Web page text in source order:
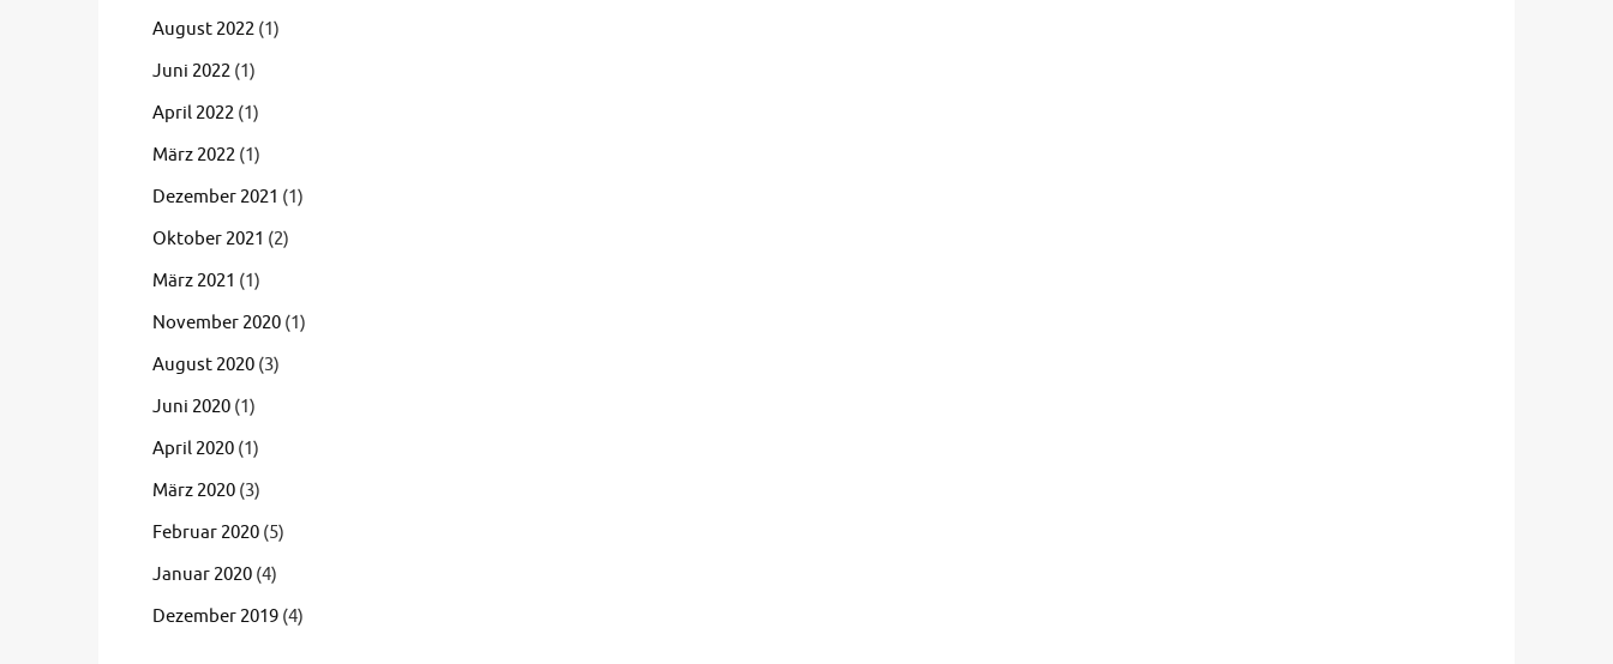
August 2022 (1)
Juni 2022 (1)
April 2022 (1)
März 2022 (1)
Dezember 2021 (1)
Oktober 2021 (2)
März 2021 (1)
November 2020 (1)
August 2020 (3)
Juni 2020 (1)
April 2020 (1)
März 2020 (3)
Februar 2020 (5)
Januar 2020 (4)
Dezember 2019 (4)